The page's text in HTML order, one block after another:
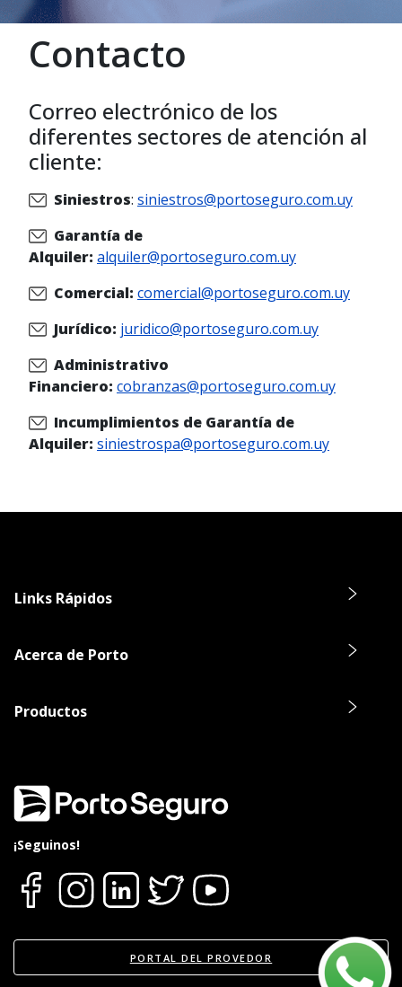
Contacto
Correo electrónico de los
diferentes sectores de atención al
cliente:
Siniestros: siniestros@portoseguro.com.uy
Garantía de
Alquiler: alquiler@portoseguro.com.uy
Comercial: comercial@portoseguro.com.uy
Jurídico: juridico@portoseguro.com.uy
Administrativo
Financiero: cobranzas@portoseguro.com.uy
Incumplimientos de Garantía de
Alquiler: siniestrospa@portoseguro.com.uy
Links Rápidos
Acerca de Porto
Productos
¡Seguinos!
PORTAL DEL PROVEDOR